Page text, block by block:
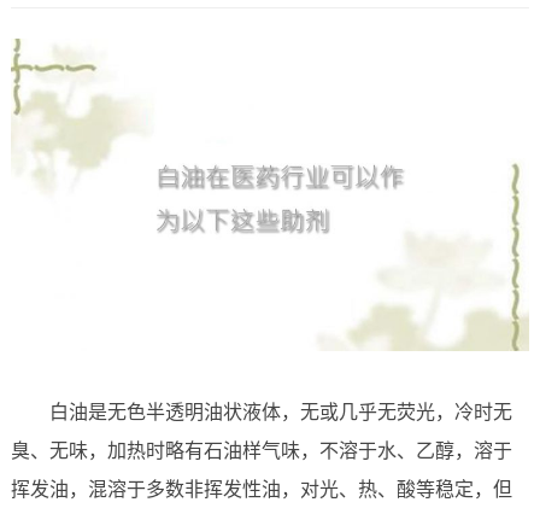
白油是无色半透明油状液体，无或几乎无荧光，冷时无
臭、无味，加热时略有石油样气味，不溶于水、乙醇，溶于
挥发油，混溶于多数非挥发性油，对光、热、酸等稳定，但